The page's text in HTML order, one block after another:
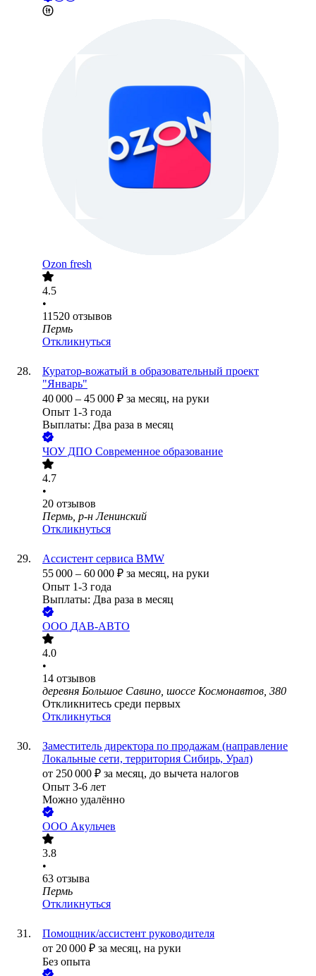
Ozon fresh
4.5
•
11520 отзывов
Пермь
Откликнуться
Куратор-вожатый в образовательный проект
"Январь"
40 000 – 45 000 ₽ за месяц, на руки
Опыт 1-3 года
Выплаты: Два раза в месяц
ЧОУ ДПО Современное образование
4.7
•
20 отзывов
Пермь, р-н Ленинский
Откликнуться
Ассистент сервиса BMW
55 000 – 60 000 ₽ за месяц, на руки
Опыт 1-3 года
Выплаты: Два раза в месяц
ООО ДАВ-АВТО
4.0
•
14 отзывов
деревня Большое Савино, шоссе Космонавтов, 380
Откликнитесь среди первых
Откликнуться
Заместитель директора по продажам (направление
Локальные сети, территория Сибирь, Урал)
от 250 000 ₽ за месяц, до вычета налогов
Опыт 3-6 лет
Можно удалённо
ООО Акульчев
3.8
•
63 отзыва
Пермь
Откликнуться
Помощник/ассистент руководителя
от 20 000 ₽ за месяц, на руки
Без опыта